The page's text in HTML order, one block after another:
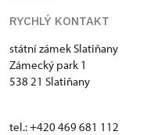
RYCHLÝ KONTAKT
státní zámek Slatiňany
Zámecký park 1
538 21 Slatiňany
tel.: +420 469 681 112